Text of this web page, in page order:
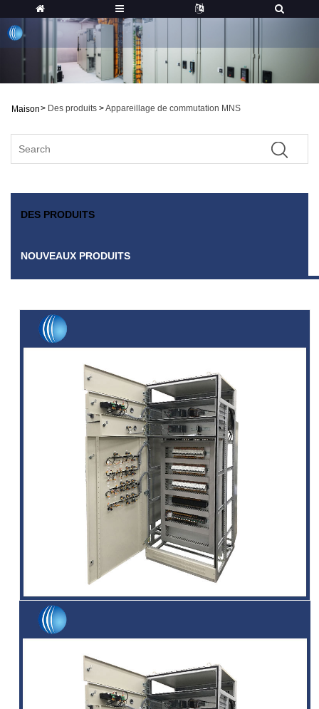
Maison> Des produits >Appareillage de commutation MNS
DES PRODUITS
NOUVEAUX PRODUITS